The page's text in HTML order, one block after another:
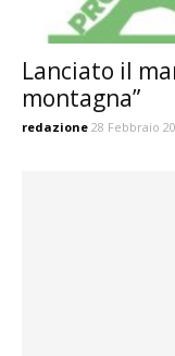
Lanciato il
montagna”
redazione 28 Febbraio